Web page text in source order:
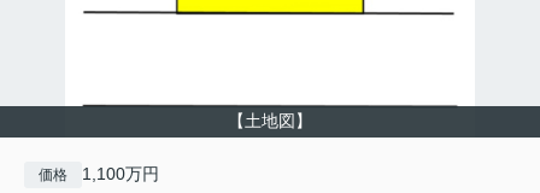
【土地図】
価格 1,100万円